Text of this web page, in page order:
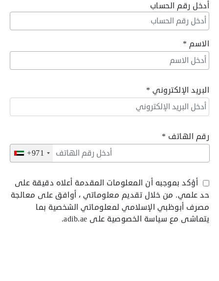
أدخل رقم الحساب
الاسم *
البريد الإلكتروني *
رقم الهاتف *
+971
أؤكد بموجبه أن المعلومات المقدمة أعلاه دقيقة على
حد علمي. من خلال تقديم معلوماتي ، أوافق على معالجة
مصرف أبوظبي الإسلامي لمعلوماتي الشخصية بما
يتماشى مع سياسة الخصوصية على adib.ae.